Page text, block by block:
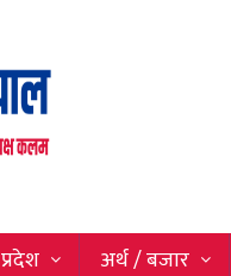
प्रदेश अर्थ / बजार